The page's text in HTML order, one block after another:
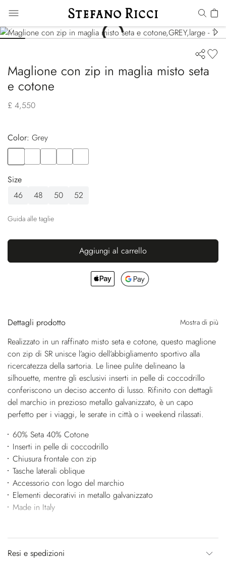
Maglione con zip in maglia misto seta
e cotone
£ 4,550
Color:
grey
Size
46
48 50 52
Guida alle taglie
Aggiungi al carrello
Dettagli prodotto Mostra di più
Realizzato in un raffinato misto seta e cotone, questo maglione
con zip di SR unisce l’agio dell’abbigliamento sportivo alla
ricercatezza della sartoria. Le linee pulite delineano la
silhouette, mentre gli esclusivi inserti in pelle di coccodrillo
conferiscono un deciso accento di lusso. Rifinito con dettagli
del marchio in prezioso metallo galvanizzato, è un capo
perfetto per i viaggi, le serate in città o i weekend rilassati.
60% Seta 40% Cotone
Inserti in pelle di coccodrillo
Chiusura frontale con zip
Tasche laterali oblique
Accessorio con logo del marchio
Elementi decorativi in metallo galvanizzato
Made in Italy
Resi e spedizioni